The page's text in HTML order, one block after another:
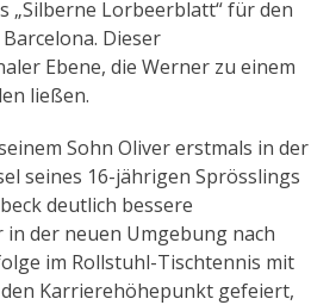
„Silberne Lorbeerblatt“ für den
Dieser
Ebene, die Werner zu einem
ließen.
Sohn Oliver erstmals in der
seines 16-jährigen Sprösslings
deutlich bessere
der neuen Umgebung nach
im Rollstuhl-Tischtennis mit
den Karrierehöhepunkt gefeiert,